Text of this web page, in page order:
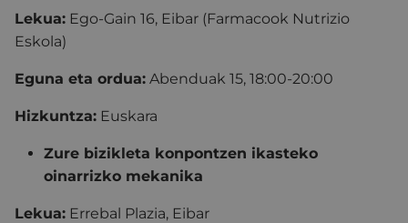
Lekua: Ego-Gain 16, Eibar (Farmacook Nutrizio
Eskola)
Eguna eta ordua: Abenduak 15, 18:00-20:00
Hizkuntza: Euskara
Zure bizikleta konpontzen ikasteko
oinarrizko mekanika
Lekua: Errebal Plazia, Eibar